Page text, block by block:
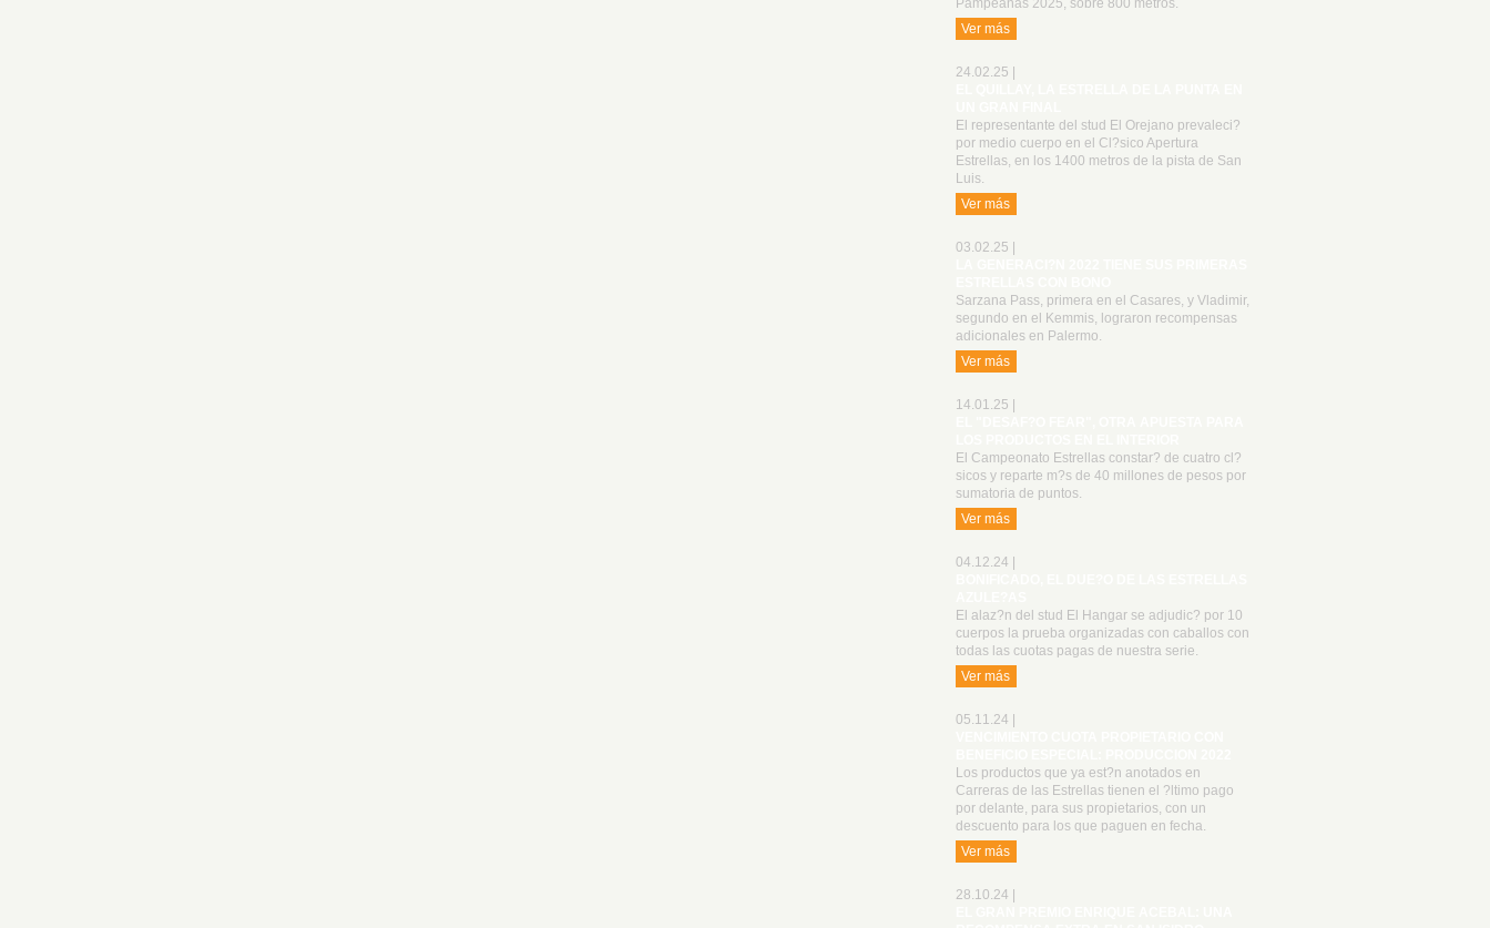
Pampeanas 2025, sobre 800 metros.
Ver más
24.02.25 |
El representante del stud El Orejano prevaleci?
por medio cuerpo en el Cl?sico Apertura
Estrellas, en los 1400 metros de la pista de San
Luis.
Ver más
03.02.25 |
Sarzana Pass, primera en el Casares, y Vladimir,
segundo en el Kemmis, lograron recompensas
adicionales en Palermo.
Ver más
14.01.25 |
El Campeonato Estrellas constar? de cuatro cl?
sicos y reparte m?s de 40 millones de pesos por
sumatoria de puntos.
Ver más
04.12.24 |
El alaz?n del stud El Hangar se adjudic? por 10
cuerpos la prueba organizadas con caballos con
todas las cuotas pagas de nuestra serie.
Ver más
05.11.24 |
Los productos que ya est?n anotados en
Carreras de las Estrellas tienen el ?ltimo pago
por delante, para sus propietarios, con un
descuento para los que paguen en fecha.
Ver más
28.10.24 |